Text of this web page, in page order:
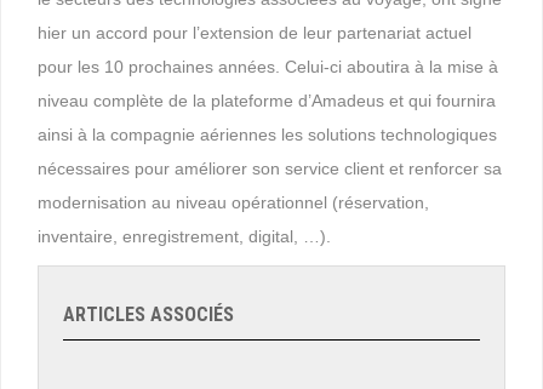
hier un accord pour l’extension de leur partenariat actuel
pour les 10 prochaines années. Celui-ci aboutira à la mise à
niveau complète de la plateforme d’Amadeus et qui fournira
ainsi à la compagnie aériennes les solutions technologiques
nécessaires pour améliorer son service client et renforcer sa
modernisation au niveau opérationnel (réservation,
inventaire, enregistrement, digital, …).
ARTICLES ASSOCIÉS